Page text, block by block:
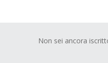
Non sei ancora